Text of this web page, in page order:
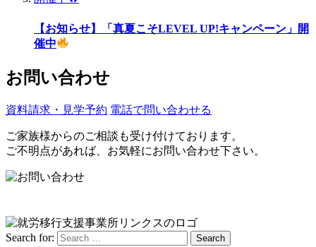
【お知らせ】「真夏こそLEVEL UP!キャンペーン」開
催中
お問い合わせ
資料請求・見学予約 電話で問い合わせる
ご家族様からのご相談も受け付けております。
ご不明点があれば、お気軽にお問い合わせ下さい。
Search for: Search